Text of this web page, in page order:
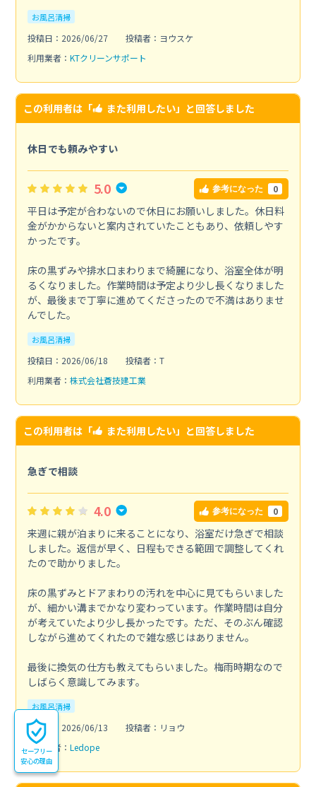
お風呂清掃
投稿日：2026/06/27
投稿者：ヨウスケ
利用業者： KTクリーンサポート
この利用者は「 また利用したい」と回答しました
休日でも頼みやすい
5.0 参考になった 0
平日は予定が合わないので休日にお願いしました。休日料
金がかからないと案内されていたこともあり、依頼しやす
かったです。
床の黒ずみや排水口まわりまで綺麗になり、浴室全体が明
るくなりました。作業時間は予定より少し長くなりました
が、最後まで丁寧に進めてくださったので不満はありませ
んでした。
お風呂清掃
投稿日：2026/06/18
投稿者：T
利用業者： 株式会社蒼技建工業
この利用者は「 また利用したい」と回答しました
急ぎで相談
4.0 参考になった 0
来週に親が泊まりに来ることになり、浴室だけ急ぎで相談
しました。返信が早く、日程もできる範囲で調整してくれ
たので助かりました。
床の黒ずみとドアまわりの汚れを中心に見てもらいました
が、細かい溝までかなり変わっています。作業時間は自分
が考えていたより少し長かったです。ただ、そのぶん確認
しながら進めてくれたので雑な感じはありません。
最後に換気の仕方も教えてもらいました。梅雨時期なので
しばらく意識してみます。
お風呂清掃
投稿日：2026/06/13
投稿者：リョウ
利用業者： Ledope
セーフリー
安心の理由